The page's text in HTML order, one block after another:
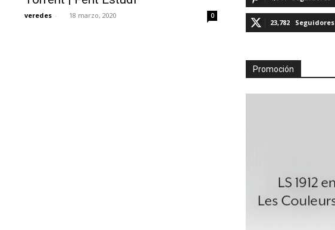
veredes - 18 marzo, 2020 0
23,782 Seguidores
Promoción